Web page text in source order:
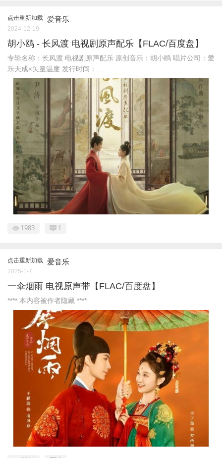
点击重新加载 爱音乐
2024-12-19
胡小鸥 - 长风渡 电视剧原声配乐【FLAC/百度盘】
专辑名称：长风渡 电视剧原声配乐 原创音乐：胡小鸥 唱片公司：爱
乐天成×矢量温度 发行时间： ...
1983 1
点击重新加载 爱音乐
2025-1-7
一伞烟雨 电视原声带【FLAC/百度盘】
**** 本内容被作者隐藏 ****